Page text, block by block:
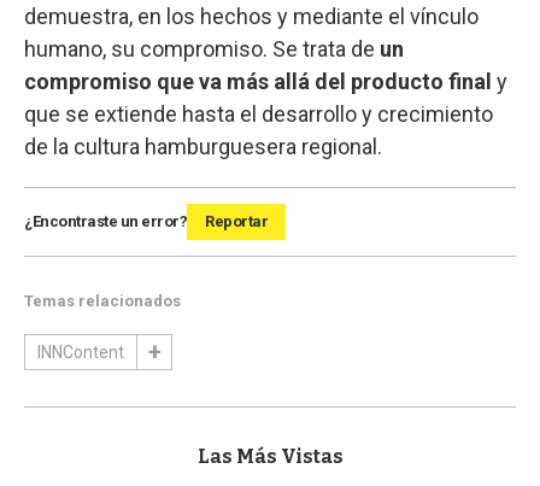
demuestra, en los hechos y mediante el vínculo
humano, su compromiso. Se trata de un
compromiso que va más allá del producto final y
que se extiende hasta el desarrollo y crecimiento
de la cultura hamburguesera regional.
¿Encontraste un error? Reportar
Temas relacionados
INNContent
Las Más Vistas